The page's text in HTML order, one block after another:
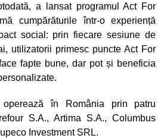
a lansat programul Act For
cumpărăturile într-o experiență
social: prin fiecare sesiune de
utilizatorii primesc puncte Act For
fapte bune, dar pot și beneficia
operează în România prin patru
S.A., Artima S.A., Columbus
Investment SRL.